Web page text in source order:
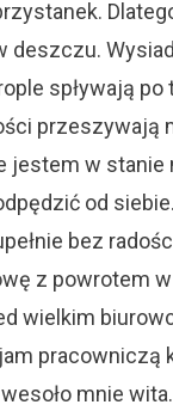
deszczu.
spływają
przeszywają
jestem w stanie
od
bez
z powrotem w
wielkim
pracowniczą
mnie